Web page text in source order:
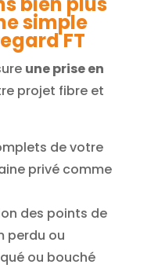
simple
FT
une prise en
projet fibre et
de votre
privé comme
des points de
perdu ou
ou bouché